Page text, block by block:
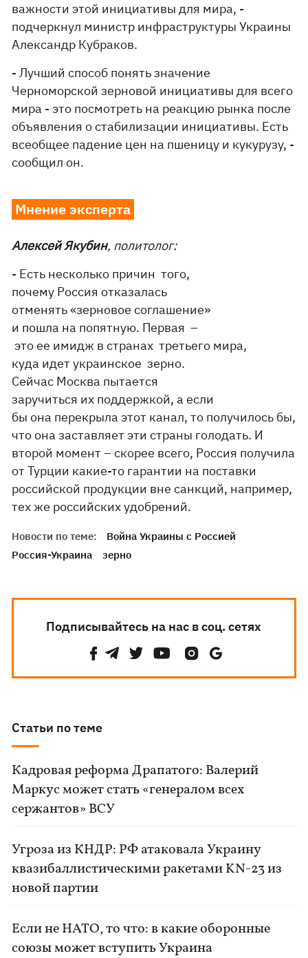
важности этой инициативы для мира, -
подчеркнул министр инфраструктуры Украины
Александр Кубраков.
- Лучший способ понять значение
Черноморской зерновой инициативы для всего
мира - это посмотреть на реакцию рынка после
объявления о стабилизации инициативы. Есть
всеобщее падение цен на пшеницу и кукурузу, -
сообщил он.
Мнение эксперта
Алексей Якубин, политолог:
- Есть несколько причин того,
почему Россия отказалась
отменять «зерновое соглашение»
и пошла на попятную. Первая –
это ее имидж в странах третьего мира,
куда идет украинское зерно.
Сейчас Москва пытается
заручиться их поддержкой, а если
бы она перекрыла этот канал, то получилось бы,
что она заставляет эти страны голодать. И
второй момент – скорее всего, Россия получила
от Турции какие-то гарантии на поставки
российской продукции вне санкций, например,
тех же российских удобрений.
Новости по теме:
Война Украины с Россией
Россия-Украина
зерно
Подписывайтесь на нас в соц. сетях
Статьи по теме
Кадровая реформа Драпатого: Валерий
Маркус может стать «генералом всех
сержантов» ВСУ
Угроза из КНДР: РФ атаковала Украину
квазибаллистическими ракетами KN-23 из
новой партии
Если не НАТО, то что: в какие оборонные
союзы может вступить Украина